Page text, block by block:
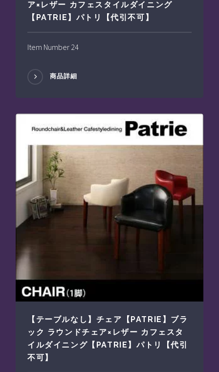
ア×レザー カフェスタイルダイニング
【PATRIE】パトリ【代引不可】
Item Number 24
商品詳細
【テーブルなし】チェア【PATRIE】ブラ
ック ラウンドチェア×レザー カフェスタ
イルダイニング【PATRIE】パトリ【代引
不可】